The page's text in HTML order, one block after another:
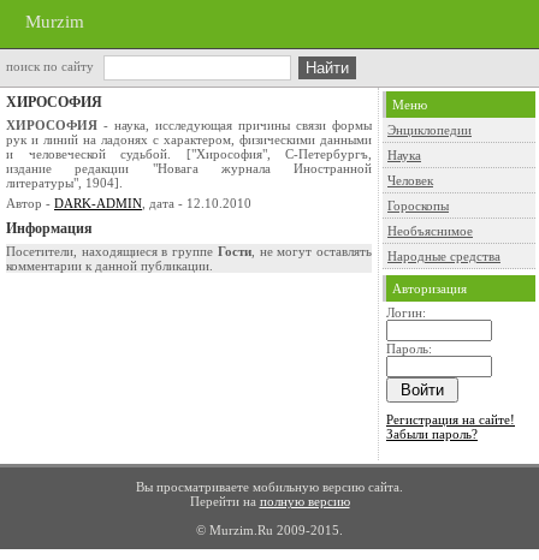
Murzim
поиск по сайту
ХИРОСОФИЯ
ХИРОСОФИЯ - наука, исследующая причины связи формы
рук и линий на ладонях с характером, физическими данными
и человеческой судьбой. ["Хирософия", С-Петербургъ,
издание редакции "Новага журнала Иностранной
литературы", 1904].
Автор - DARK-ADMIN , дата - 12.10.2010
Информация
Посетители, находящиеся в группе Гости, не могут оставлять
комментарии к данной публикации.
Меню
Энциклопедии
Наука
Человек
Гороскопы
Необъяснимое
Народные средства
Авторизация
Логин:
Пароль:
Регистрация на сайте!
Забыли пароль?
Вы просматриваете мобильную версию сайта.
Перейти на полную версию
© Murzim.Ru 2009-2015.